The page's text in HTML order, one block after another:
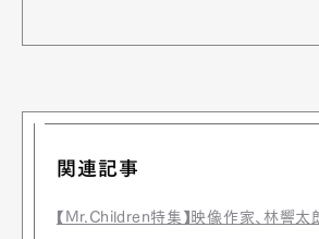
関連記事
【Mr.Children特集】映像作家、林響太